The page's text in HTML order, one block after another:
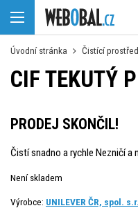
Úvodní stránka Čistící
CIF TEKUTÝ
PRODEJ SKONČIL!
Čistí snadno a rychle Nezničí
Není skladem
Výrobce: UNILEVER ČR, spol.